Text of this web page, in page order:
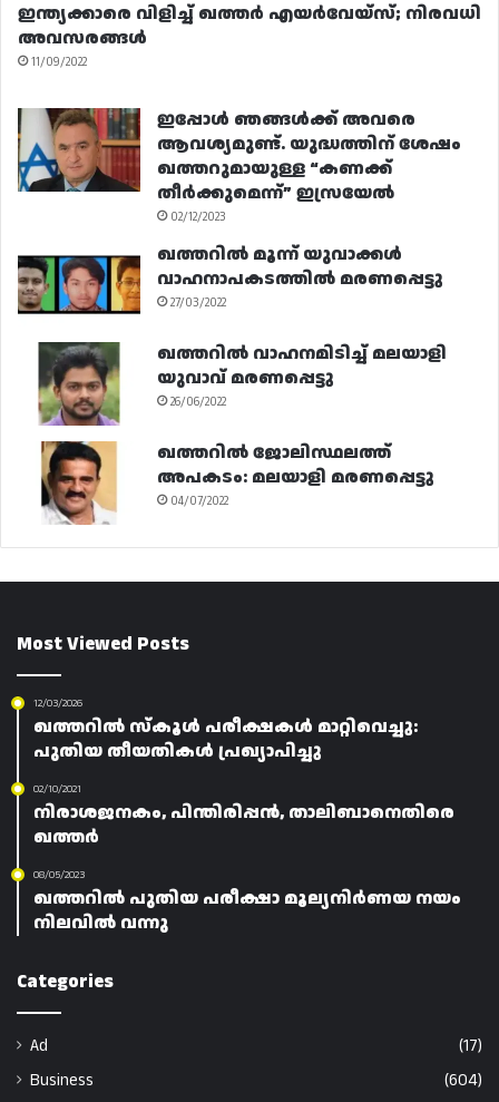
ഇന്ത്യക്കാരെ വിളിച്ച് ഖത്തർ എയർവേയ്‌സ്; നിരവധി
അവസരങ്ങൾ
11/09/2022
ഇപ്പോൾ ഞങ്ങൾക്ക് അവരെ
ആവശ്യമുണ്ട്. യുദ്ധത്തിന് ശേഷം
ഖത്തറുമായുള്ള “കണക്ക്
തീർക്കുമെന്ന്” ഇസ്രയേൽ
02/12/2023
ഖത്തറിൽ മൂന്ന് യുവാക്കൾ
വാഹനാപകടത്തിൽ മരണപ്പെട്ടു
27/03/2022
ഖത്തറിൽ വാഹനമിടിച്ച് മലയാളി
യുവാവ് മരണപ്പെട്ടു
26/06/2022
ഖത്തറിൽ ജോലിസ്ഥലത്ത്
അപകടം: മലയാളി മരണപ്പെട്ടു
04/07/2022
Most Viewed Posts
12/03/2026
ഖത്തറിൽ സ്കൂൾ പരീക്ഷകൾ മാറ്റിവെച്ചു:
പുതിയ തീയതികൾ പ്രഖ്യാപിച്ചു
02/10/2021
നിരാശജനകം, പിന്തിരിപ്പൻ, താലിബാനെതിരെ
ഖത്തർ
08/05/2023
ഖത്തറിൽ പുതിയ പരീക്ഷാ മൂല്യനിർണയ നയം
നിലവിൽ വന്നു
Categories
Ad
(17)
Business
(604)